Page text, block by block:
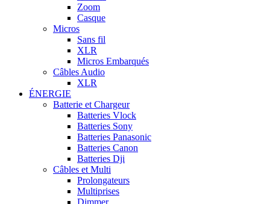
Zoom
Casque
Micros
Sans fil
XLR
Micros Embarqués
Câbles Audio
XLR
ÉNERGIE
Batterie et Chargeur
Batteries Vlock
Batteries Sony
Batteries Panasonic
Batteries Canon
Batteries Dji
Câbles et Multi
Prolongateurs
Multiprises
Dimmer